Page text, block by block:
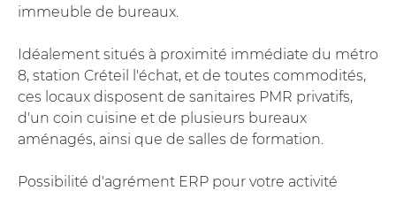
immeuble de bureaux.
Idéalement situés à proximité immédiate du métro
8, station Créteil l'échat, et de toutes commodités,
ces locaux disposent de sanitaires PMR privatifs,
d'un coin cuisine et de plusieurs bureaux
aménagés, ainsi que de salles de formation.
Possibilité d'agrément ERP pour votre activité